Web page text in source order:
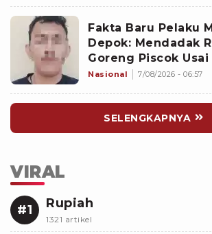
Fakta Baru Pelaku
Depok: Mendadak
Goreng Piscok Usai
Interview di Mal
Nasional 7/08/2026 - 06:57
SELENGKAPNYA
VIRAL
#1 Rupiah
1321 artikel